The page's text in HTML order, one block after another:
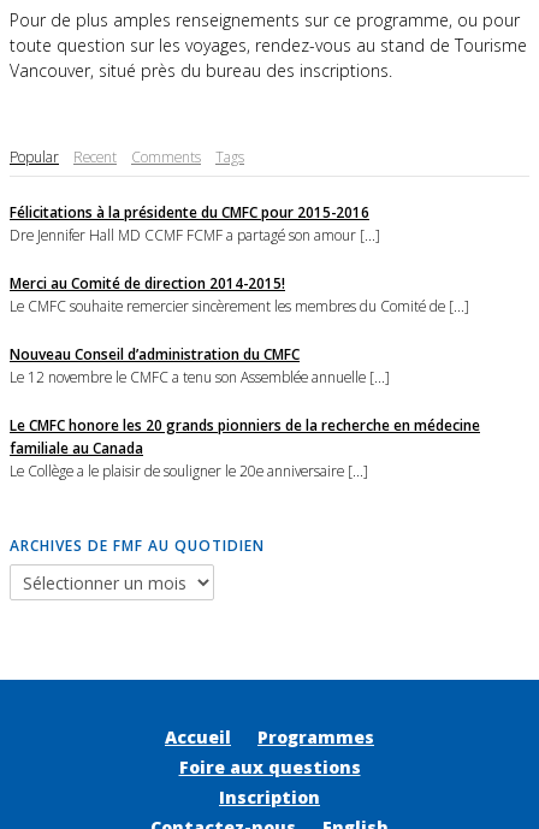
Pour de plus amples renseignements sur ce programme, ou pour
toute question sur les voyages, rendez-vous au stand de Tourisme
Vancouver, situé près du bureau des inscriptions.
Popular Recent Comments Tags
Félicitations à la présidente du CMFC pour 2015-2016
Dre Jennifer Hall MD CCMF FCMF a partagé son amour [...]
Merci au Comité de direction 2014-2015!
Le CMFC souhaite remercier sincèrement les membres du Comité de [...]
Nouveau Conseil d’administration du CMFC
Le 12 novembre le CMFC a tenu son Assemblée annuelle [...]
Le CMFC honore les 20 grands pionniers de la recherche en médecine
familiale au Canada
Le Collège a le plaisir de souligner le 20e anniversaire [...]
ARCHIVES DE FMF AU QUOTIDIEN
Accueil
Programmes
Foire aux questions
Inscription